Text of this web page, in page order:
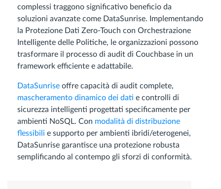
complessi traggono significativo beneficio da
soluzioni avanzate come DataSunrise. Implementando
la Protezione Dati Zero-Touch con Orchestrazione
Intelligente delle Politiche, le organizzazioni possono
trasformare il processo di audit di Couchbase in un
framework efficiente e adattabile.
DataSunrise offre capacità di audit complete,
mascheramento dinamico dei dati e controlli di
sicurezza intelligenti progettati specificamente per
ambienti NoSQL. Con modalità di distribuzione
flessibili e supporto per ambienti ibridi/eterogenei,
DataSunrise garantisce una protezione robusta
semplificando al contempo gli sforzi di conformità.